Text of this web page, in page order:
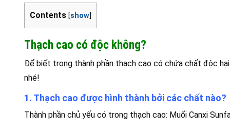
Contents [show]
Thạch cao có độc không?
Để biết trong thành phần thạch cao có chứa chất độc
nhé!
1. Thạch cao được hình thành bởi các chất nào?
Thành phần chủ yếu có trong thạch cao: Muối Canxi